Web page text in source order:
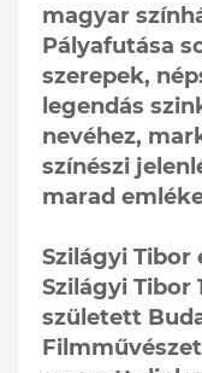
magyar
Pályafutása
szerepek,
legendás
nevéhez,
színészi
marad
Szilágyi Tibor
Szilágyi Tibor
született